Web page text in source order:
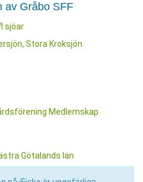
av Gråbo SFF
sjöar
Stora Kroksjön
Medlemskap
Götalands län